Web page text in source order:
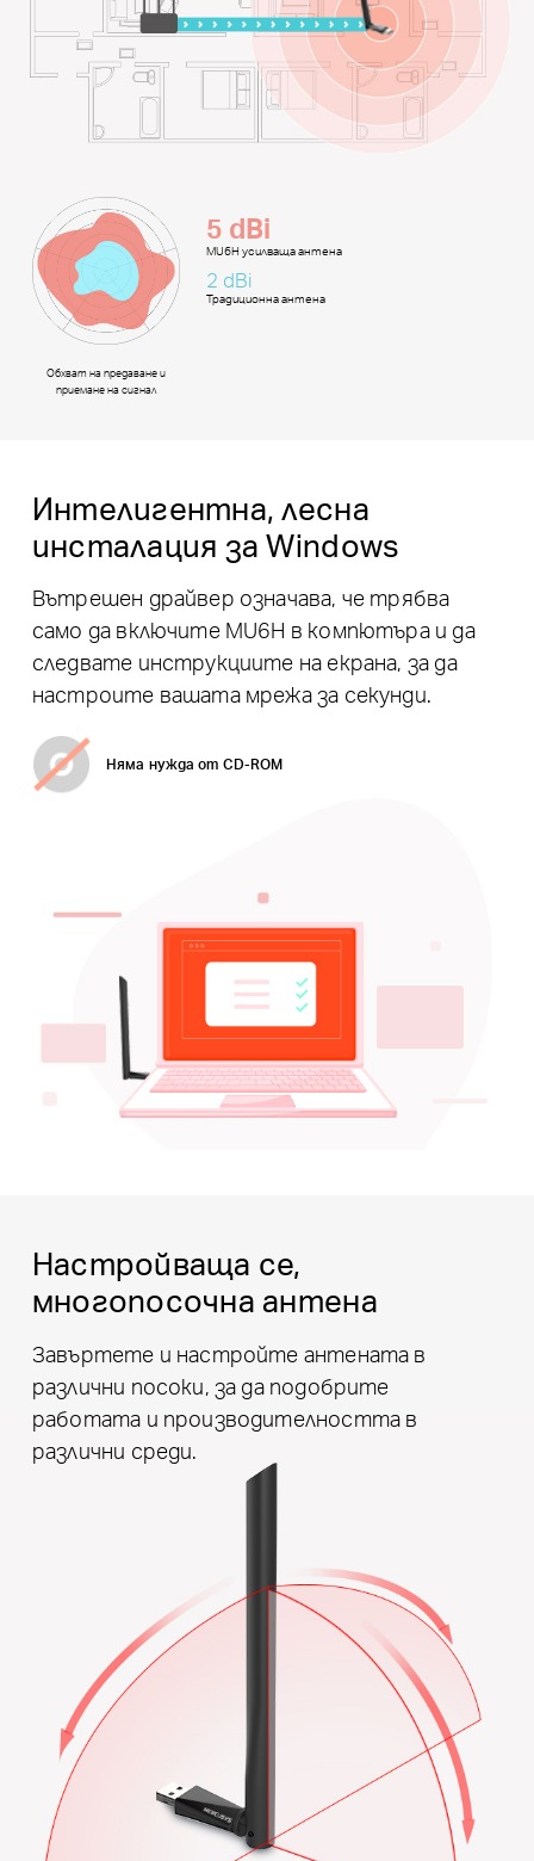
Обхват на предаване и
приемане на сигнал
5 dBi
MU6H усилваща антена
2 dBi
Традиционна антена
Интелигентна, лесна
инсталация за Windows
Вътрешен драйвер означава, че трябва
само да включите MU6H в компютъра и да
следвате инструкциите на екрана, за да
настроите вашата мрежа за секунди.
Няма нужда от CD-ROM
Настройваща се,
многопосочна антена
Завъртете и настройте антената в
различни посоки, за да подобрите
работата и производителността в
различни среди.